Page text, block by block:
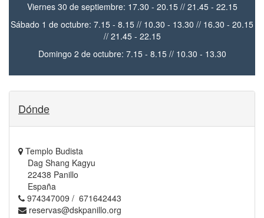
Viernes 30 de septiembre: 17.30 - 20.15 // 21.45 - 22.15
Sábado 1 de octubre: 7.15 - 8.15 // 10.30 - 13.30 // 16.30 - 20.15
// 21.45 - 22.15
Domingo 2 de octubre: 7.15 - 8.15 // 10.30 - 13.30
Dónde
Templo Budista
Dag Shang Kagyu
22438 Panillo
España
974347009 / 671642443
reservas@dskpanillo.org